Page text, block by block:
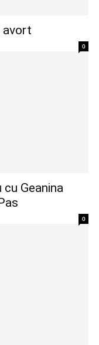
avort
0
Geanina
0